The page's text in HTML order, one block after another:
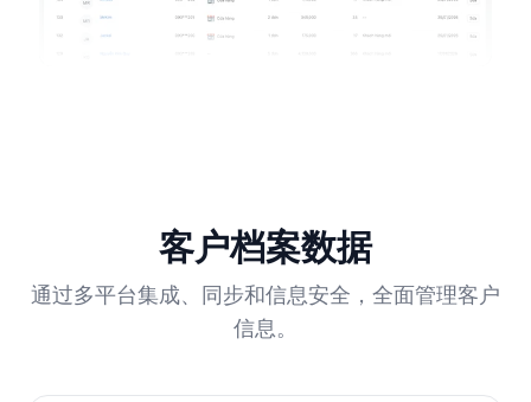
客户档案数据
通过多平台集成、同步和信息安全，全面管理客户
信息。